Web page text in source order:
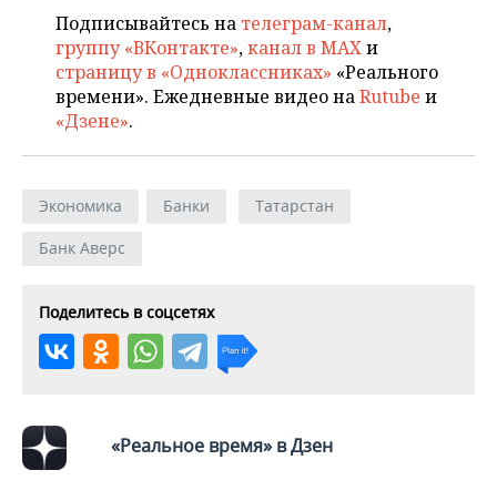
Подписывайтесь на телеграм-канал,
группу «ВКонтакте»,канал в MAXи
страницу в «Одноклассниках» «Реального
времени». Ежедневные видео наRutube и
«Дзене».
Экономика Банки
Татарстан
Банк Аверс
Поделитесь в соцсетях
«Реальное время» в Дзен